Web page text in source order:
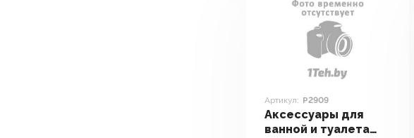
Артикул: P2909
Аксессуары для
ванной и туалета